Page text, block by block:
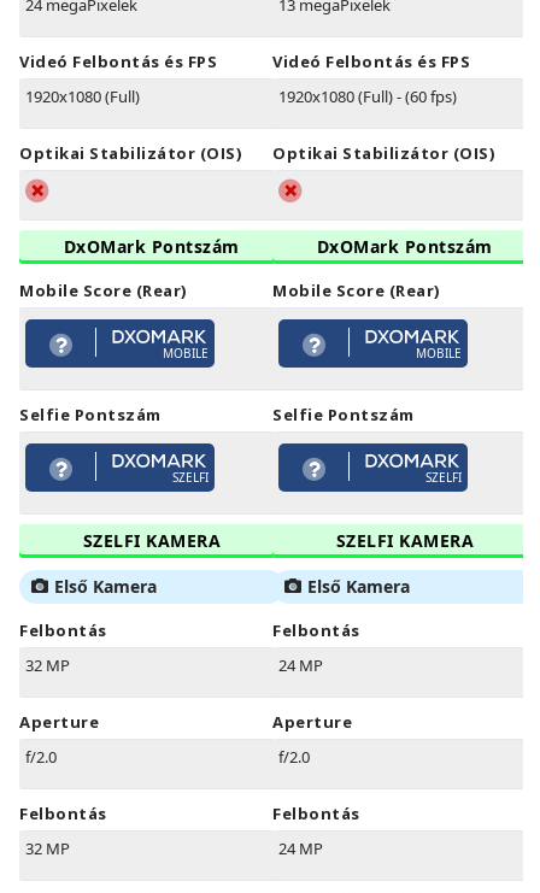
24 megaPixelek
Videó Felbontás és FPS
1920x1080 (Full)
Optikai Stabilizátor (OIS)
DxOMark Pontszám
Mobile Score (Rear)
MOBILE
Selfie Pontszám
SZELFI
SZELFI KAMERA
Első Kamera
Felbontás
32 MP
Aperture
f/2.0
Felbontás
32 MP
13 megaPixelek
Videó Felbontás és FPS
1920x1080 (Full) - (60 fps)
Optikai Stabilizátor (OIS)
DxOMark Pontszám
Mobile Score (Rear)
MOBILE
Selfie Pontszám
SZELFI
SZELFI KAMERA
Első Kamera
Felbontás
24 MP
Aperture
f/2.0
Felbontás
24 MP